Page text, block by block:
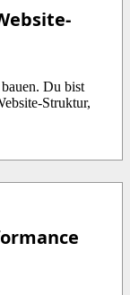
Du bist
Struktur,